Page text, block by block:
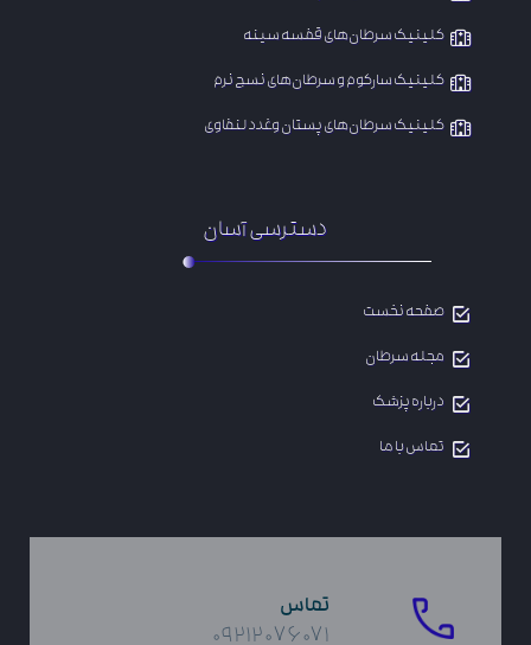
کلینیک سرطان‌های قفسه سینه
کلینیک سارکوم و سرطان‌های نسج نرم
​کلینیک سرطان‌های پستان وغدد لنفاوی
دسترسی آسان
صفحه نخست
مجله سرطان
درباره پزشک
تماس با ما
تماس
۰۹۲۱۲۰۷۶۰۷۱